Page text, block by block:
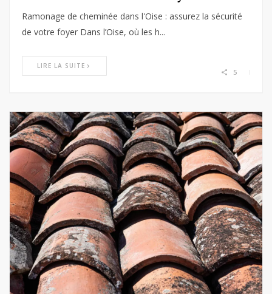
Ramonage de cheminée dans l'Oise : assurez la sécurité
de votre foyer Dans l’Oise, où les h...
LIRE LA SUITE
5